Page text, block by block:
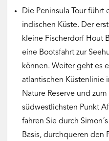
Die Peninsula Tour führt
indischen Küste. Der
kleine Fischerdorf Hout
eine Bootsfahrt zur
können. Weiter geht es
atlantischen Küstenlinie
Nature Reserve und
südwestlichsten Punkt
fahren Sie durch
Basis, durchqueren den